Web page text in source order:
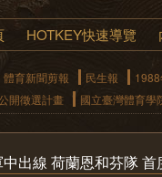
HOTKEY快速導覽
體育新聞剪報 民生報
開徵選計畫 國立臺灣體育學
出線 荷蘭恩和芬隊